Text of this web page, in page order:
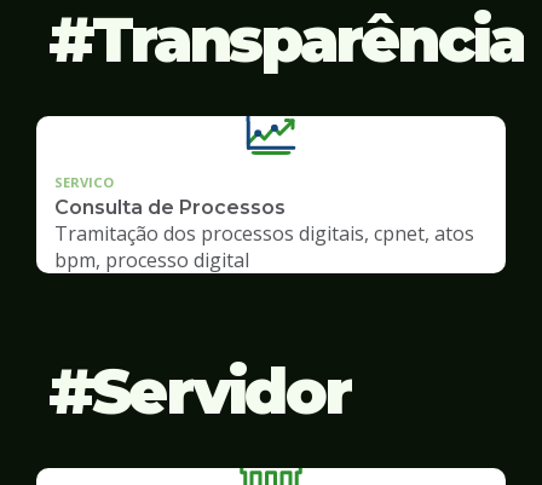
Transparência
SERVICO
Consulta de Processos
Tramitação dos processos digitais, cpnet, atos
bpm, processo digital
Servidor